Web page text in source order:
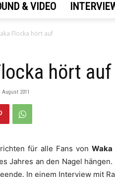
& VIDEO
Flocka hört auf
hört auf
August 2011
für alle Fans vonWaka
Jahres an den Nagel
In einem Interview mit